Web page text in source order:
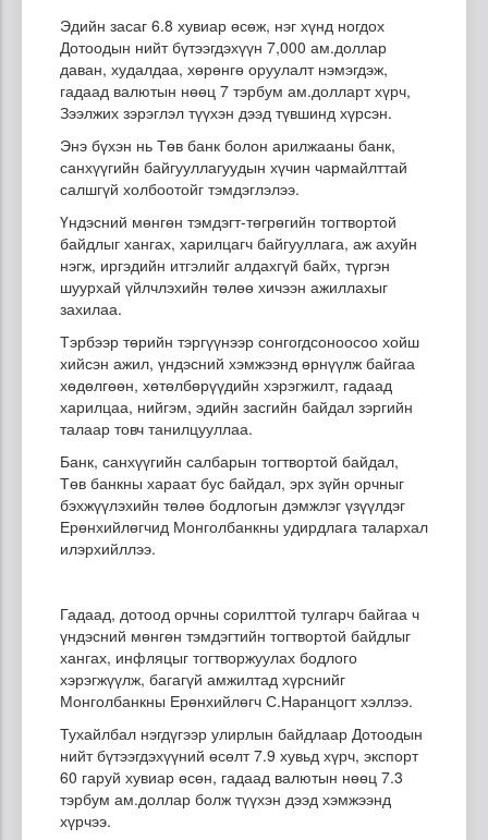
Эдийн засаг 6.8 хувиар өсөж, нэг хүнд ногдох
Дотоодын нийт бүтээгдэхүүн 7,000 ам.доллар
даван, худалдаа, хөрөнгө оруулалт нэмэгдэж,
гадаад валютын нөөц 7 тэрбум ам.долларт хүрч,
Зээлжих зэрэглэл түүхэн дээд түвшинд хүрсэн.
Энэ бүхэн нь Төв банк болон арилжааны банк,
санхүүгийн байгууллагуудын хүчин чармайлттай
салшгүй холбоотойг тэмдэглэлээ.
Үндэсний мөнгөн тэмдэгт-төгрөгийн тогтвортой
байдлыг хангах, харилцагч байгууллага, аж ахуйн
нэгж, иргэдийн итгэлийг алдахгүй байх, түргэн
шуурхай үйлчлэхийн төлөө хичээн ажиллахыг
захилаа.
Тэрбээр төрийн тэргүүнээр сонгогдсоноосоо хойш
хийсэн ажил, үндэсний хэмжээнд өрнүүлж байгаа
хөдөлгөөн, хөтөлбөрүүдийн хэрэгжилт, гадаад
харилцаа, нийгэм, эдийн засгийн байдал зэргийн
талаар товч танилцууллаа.
Банк, санхүүгийн салбарын тогтвортой байдал,
Төв банкны хараат бус байдал, эрх зүйн орчныг
бэхжүүлэхийн төлөө бодлогын дэмжлэг үзүүлдэг
Ерөнхийлөгчид Монголбанкны удирдлага талархал
илэрхийллээ.
Гадаад, дотоод орчны сорилттой тулгарч байгаа ч
үндэсний мөнгөн тэмдэгтийн тогтвортой байдлыг
хангах, инфляцыг тогтворжуулах бодлого
хэрэгжүүлж, багагүй амжилтад хүрснийг
Монголбанкны Ерөнхийлөгч С.Наранцогт хэллээ.
Тухайлбал нэгдүгээр улирлын байдлаар Дотоодын
нийт бүтээгдэхүүний өсөлт 7.9 хувьд хүрч, экспорт
60 гаруй хувиар өсөн, гадаад валютын нөөц 7.3
тэрбум ам.доллар болж түүхэн дээд хэмжээнд
хүрчээ.